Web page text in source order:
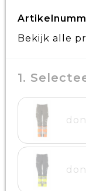
Bekijk alle
1.